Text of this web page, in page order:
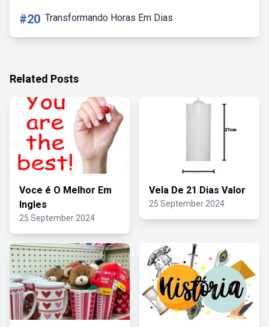
#20 Transformando Horas Em Dias
Related Posts
Voce é O Melhor Em
Ingles
25 September 2024
Vela De 21 Dias Valor
25 September 2024